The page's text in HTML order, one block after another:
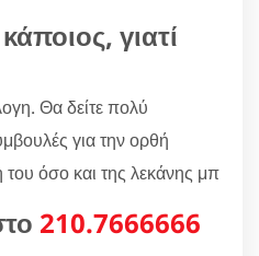
γιατί
Θα δείτε πολύ
για την ορθή
όσο και της λεκάνης μπ
210.7666666